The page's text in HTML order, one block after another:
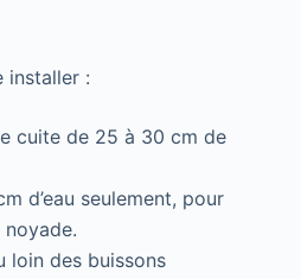
installer :
cuite de 25 à 30 cm de
d’eau seulement, pour
loin des buissons